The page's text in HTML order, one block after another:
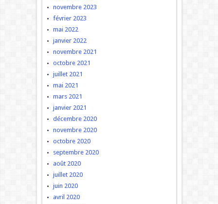
novembre 2023
février 2023
mai 2022
janvier 2022
novembre 2021
octobre 2021
juillet 2021
mai 2021
mars 2021
janvier 2021
décembre 2020
novembre 2020
octobre 2020
septembre 2020
août 2020
juillet 2020
juin 2020
avril 2020